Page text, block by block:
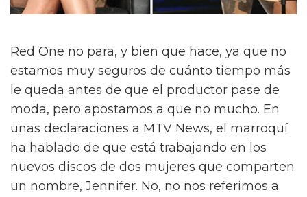
Red One no para, y bien que hace, ya que no
estamos muy seguros de cuánto tiempo más
le queda antes de que el productor pase de
moda, pero apostamos a que no mucho. En
unas declaraciones a MTV News, el marroquí
ha hablado de que está trabajando en los
nuevos discos de dos mujeres que comparten
un nombre, Jennifer. No, no nos referimos a